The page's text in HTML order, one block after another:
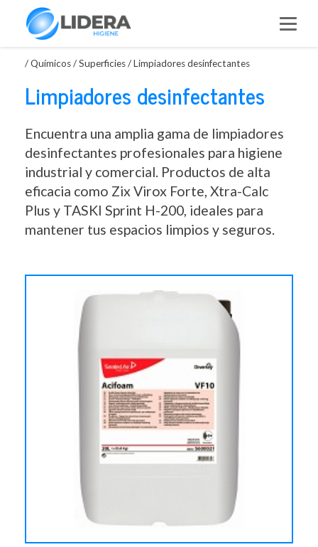
/Químicos/Superficies/Limpiadores desinfectantes
Limpiadores desinfectantes
Encuentra una amplia gama de limpiadores
desinfectantes profesionales para higiene
industrial y comercial. Productos de alta
eficacia como Zix Virox Forte, Xtra-Calc
Plus y TASKI Sprint H-200, ideales para
mantener tus espacios limpios y seguros.